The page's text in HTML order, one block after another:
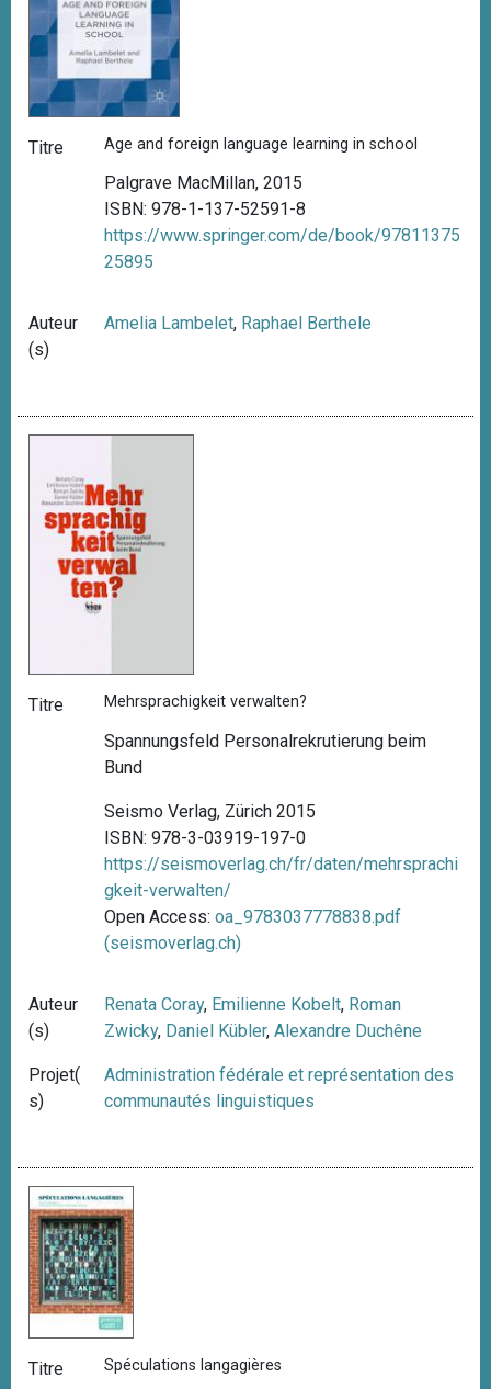
Titre Age and foreign language learning in school
Palgrave MacMillan, 2015
ISBN: 978-1-137-52591-8
https://www.springer.com/de/book/97811375
25895
Auteur
(s)
Amelia Lambelet, Raphael Berthele
Titre Mehrsprachigkeit verwalten?
Spannungsfeld Personalrekrutierung beim
Bund
Seismo Verlag, Zürich 2015
ISBN: 978-3-03919-197-0
https://seismoverlag.ch/fr/daten/mehrsprachi
gkeit-verwalten/
Open Access:oa_9783037778838.pdf
(seismoverlag.ch)
Auteur
(s)
Renata Coray, Emilienne Kobelt, Roman
Zwicky, Daniel Kübler,Alexandre Duchêne
Projet(
s)
Administration fédérale et représentation des
communautés linguistiques
Titre Spéculations langagières